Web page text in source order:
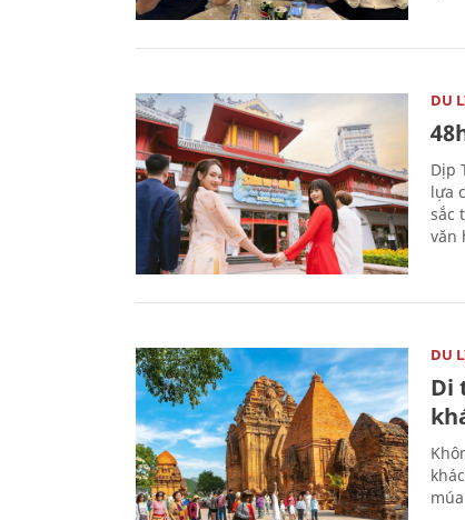
DU
Dịp
lựa
sắc
văn
DU
Di